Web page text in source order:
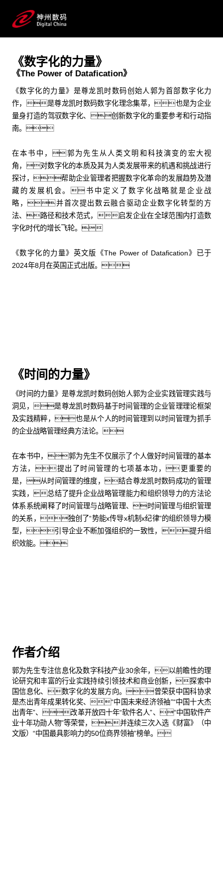
理论著作
《数字化的力量》
《The Power of Datafication》
《数字化的力量》是尊龙凯时数码创始人郭为首部数字化力
作，是尊龙凯时数码数字化理念集萃，也是为企业
量身打造的驾驭数字化、创新数字化的重要参考和行动指
南。
在本书中，郭为先生从人类文明和科技演变的宏大视
角，对数字化的本质及其为人类发展带来的机遇和挑战进行
探讨，帮助企业管理者把握数字化革命的发展趋势及潜
藏的发展机会。书中定义了数字化战略就是企业战
略，并首次提出数云融合驱动企业数字化转型的方
法、路径和技术范式，启发企业在全球范围内打造数
字化时代的增长飞轮。
《数字化的力量》英文版《The Power of Datafication》已于
2024年8月在英国正式出版。
《时间的力量》
《时间的力量》是尊龙凯时数码创始人郭为企业实践管理实践与
洞见，是尊龙凯时数码基于时间管理的企业管理理论框架
及实践精粹，也是从个人的时间管理到以时间管理为抓手
的企业战略管理经典方法论。
在本书中，郭为先生不仅展示了个人做好时间管理的基本
方法，提出了时间管理的七项基本功，更重要的
是，从时间管理的维度，结合尊龙凯时数码成功的管理
实践，总结了提升企业战略管理能力和组织领导力的方法论
体系系统阐释了时间管理与战略管理、时间管理与组织管理
的关系，独创了“势能x传导x机制x纪律”的组织领导力模
型，引导企业不断加强组织的一致性，提升组
织效能。
作者介绍
郭为先生专注信息化及数字科技产业30余年，以前瞻性的理
论研究和丰富的行业实践持续引领技术和商业创新，探索中
国信息化、数字化的发展方向。曾荣获中国科协求
是杰出青年成果转化奖、“中国未来经济领袖”“中国十大杰
出青年”、改革开放四十年“软件名人”、“中国软件产
业十年功勋人物”等荣誉，并连续三次入选《财富》（中
文版）“中国最具影响力的50位商界领袖”榜单。